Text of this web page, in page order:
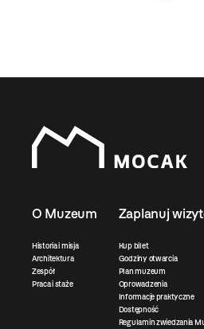
O Muzeum
Historia i misja
Architektura
Zespół
Praca i staże
Zaplanuj
Kup bilet
Godziny otwarcia
Plan muzeum
Oprowadzenia
Informacje praktyczne
Dostępność
Regulamin zwiedzania